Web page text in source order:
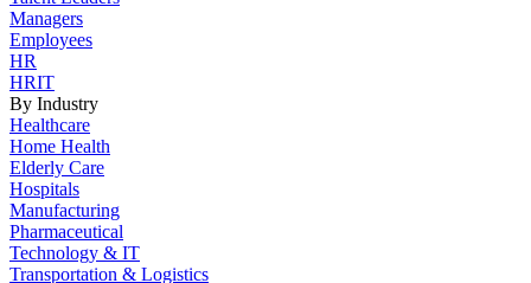
Managers
Employees
HR
HRIT
By Industry
Healthcare
Home Health
Elderly Care
Hospitals
Manufacturing
Pharmaceutical
Technology & IT
Transportation & Logistics